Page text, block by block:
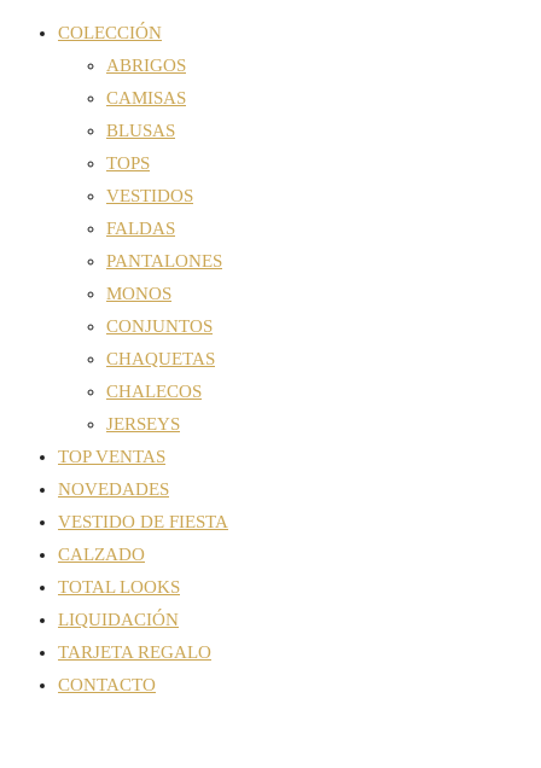
COLECCIÓN
ABRIGOS
CAMISAS
BLUSAS
TOPS
VESTIDOS
FALDAS
PANTALONES
MONOS
CONJUNTOS
CHAQUETAS
CHALECOS
JERSEYS
TOP VENTAS
NOVEDADES
VESTIDO DE FIESTA
CALZADO
TOTAL LOOKS
LIQUIDACIÓN
TARJETA REGALO
CONTACTO